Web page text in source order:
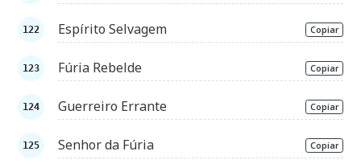
Espírito Selvagem Copiar
Fúria Rebelde Copiar
Guerreiro Errante Copiar
Senhor da Fúria Copiar